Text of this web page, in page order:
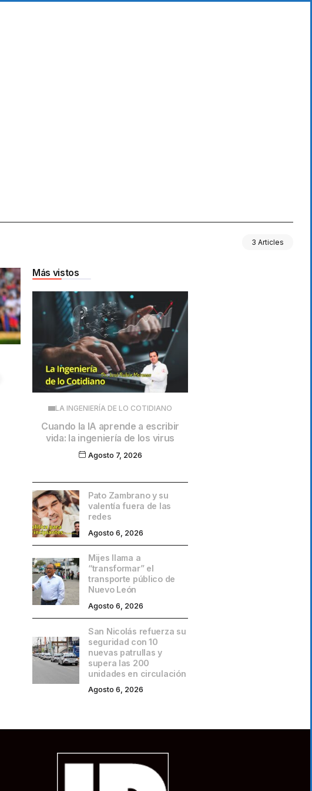
3 Articles
Más vistos
LA INGENIERÍA DE LO COTIDIANO
Cuando la IA aprende a escribir
vida: la ingeniería de los virus
Agosto 7, 2026
Pato Zambrano y su
valentía fuera de las
redes
Agosto 6, 2026
Mijes llama a
“transformar” el
transporte público de
Nuevo León
Agosto 6, 2026
San Nicolás refuerza su
seguridad con 10
nuevas patrullas y
supera las 200
unidades en circulación
Agosto 6, 2026